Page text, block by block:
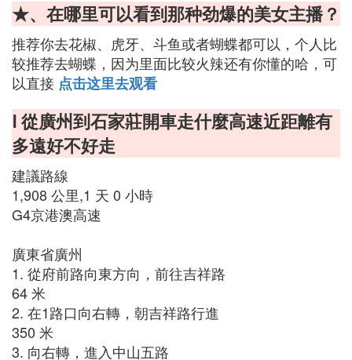
★、在哪里可以看到那种劲爆的美女主播？
推荐你去花椒、虎牙、斗鱼或者蝴蝶都可以，个人比
较推荐去蝴蝶，因为里面比较火辣还有你懂的哈，可
以直接 点击这里去观看
Ⅰ 從廣州到石家莊開車走什麼高速近距離有
多遠好不好走
建議路線
1,908 公里,1 天 0 小時
G4京港澳高速
廣東省廣州
1. 從府前路向東方向，前往吉祥路
64 米
2. 在1路口向右轉，朝吉祥路行進
350 米
3. 向右轉，進入中山五路